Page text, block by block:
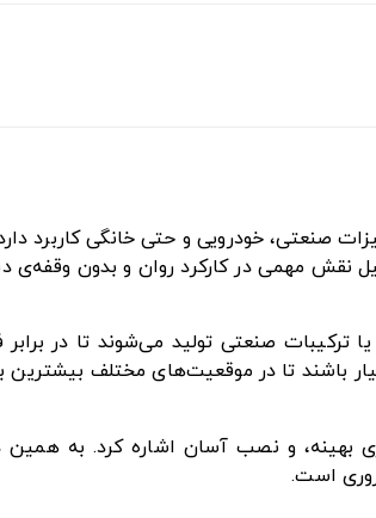
صنعتی، خودرویی و حتی خانگی کاربرد
نقش مهمی در کارکرد روان و بدون وقفه‌ی
یا ترکیبات صنعتی تولید می‌شوند تا در
باشند تا در موقعیت‌های مختلف بیشترین
بهینه، و نصب آسان اشاره کرد. به همین
است.